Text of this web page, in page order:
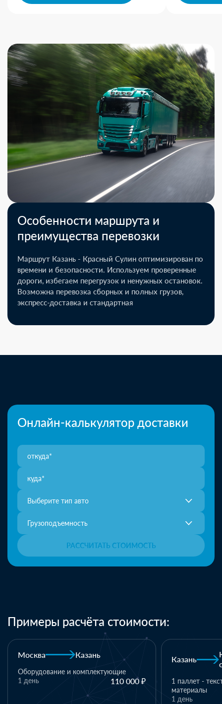
Особенности маршрута и
преимущества перевозки
Маршрут Казань - Красный Сулин оптимизирован по
времени и безопасности. Используем проверенные
дороги, избегаем перегрузок и ненужных остановок.
Возможна перевозка сборных и полных грузов,
экспресс-доставка и стандартная
Онлайн-калькулятор доставки
Выберите тип авто
Грузоподъемность
РАССЧИТАТЬ СТОИМОСТЬ
Примеры расчёта стоимости:
Москва Казань
Оборудование и комплектующие
110 000 ₽
1 день
Казань
1 паллет -
материалы
1 день